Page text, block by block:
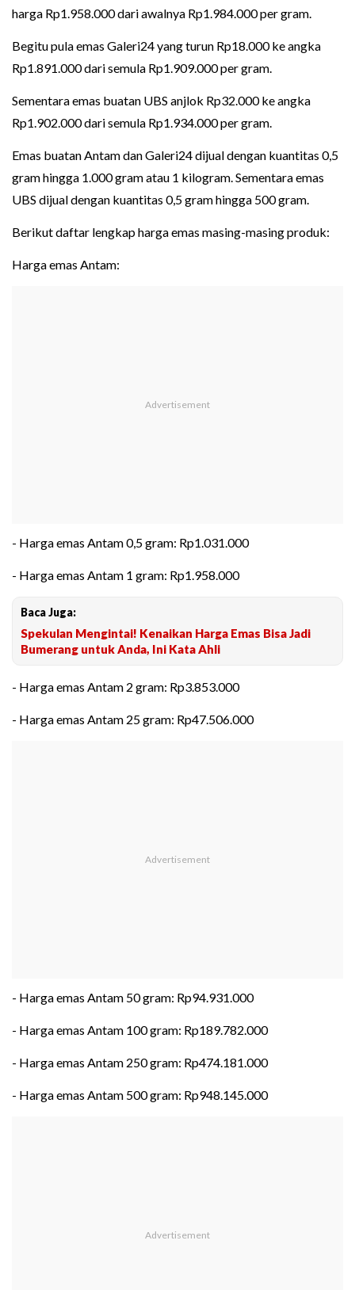
harga Rp1.958.000 dari awalnya Rp1.984.000 per gram.
Begitu pula emas Galeri24 yang turun Rp18.000 ke angka
Rp1.891.000 dari semula Rp1.909.000 per gram.
Sementara emas buatan UBS anjlok Rp32.000 ke angka
Rp1.902.000 dari semula Rp1.934.000 per gram.
Emas buatan Antam dan Galeri24 dijual dengan kuantitas 0,5
gram hingga 1.000 gram atau 1 kilogram. Sementara emas
UBS dijual dengan kuantitas 0,5 gram hingga 500 gram.
Berikut daftar lengkap harga emas masing-masing produk:
Harga emas Antam:
- Harga emas Antam 0,5 gram: Rp1.031.000
- Harga emas Antam 1 gram: Rp1.958.000
Baca Juga:
Spekulan Mengintai! Kenaikan Harga Emas Bisa Jadi
Bumerang untuk Anda, Ini Kata Ahli
- Harga emas Antam 2 gram: Rp3.853.000
- Harga emas Antam 25 gram: Rp47.506.000
- Harga emas Antam 50 gram: Rp94.931.000
- Harga emas Antam 100 gram: Rp189.782.000
- Harga emas Antam 250 gram: Rp474.181.000
- Harga emas Antam 500 gram: Rp948.145.000